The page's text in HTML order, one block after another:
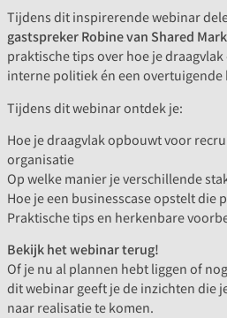
Tijdens dit inspirerende webinar
gastspreker Robine van Shared
praktische tips over hoe je
interne politiek én een overtuigende
Tijdens dit webinar ontdek je:
Hoe je draagvlak opbouwt voor
organisatie
Op welke manier je verschillende
Hoe je een businesscase opstelt
Praktische tips en herkenbare
Bekijk het webinar terug!
Of je nu al plannen hebt liggen of
dit webinar geeft je de inzichten die
naar realisatie te komen.